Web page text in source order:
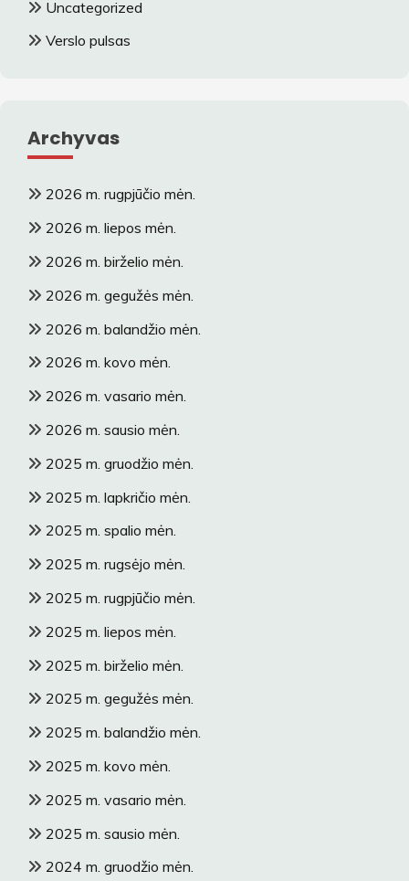
Uncategorized
Verslo pulsas
Archyvas
2026 m. rugpjūčio mėn.
2026 m. liepos mėn.
2026 m. birželio mėn.
2026 m. gegužės mėn.
2026 m. balandžio mėn.
2026 m. kovo mėn.
2026 m. vasario mėn.
2026 m. sausio mėn.
2025 m. gruodžio mėn.
2025 m. lapkričio mėn.
2025 m. spalio mėn.
2025 m. rugsėjo mėn.
2025 m. rugpjūčio mėn.
2025 m. liepos mėn.
2025 m. birželio mėn.
2025 m. gegužės mėn.
2025 m. balandžio mėn.
2025 m. kovo mėn.
2025 m. vasario mėn.
2025 m. sausio mėn.
2024 m. gruodžio mėn.